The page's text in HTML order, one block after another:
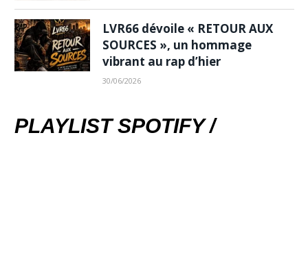
LVR66 dévoile « RETOUR AUX
SOURCES », un hommage
vibrant au rap d’hier
30/06/2026
PLAYLIST SPOTIFY /